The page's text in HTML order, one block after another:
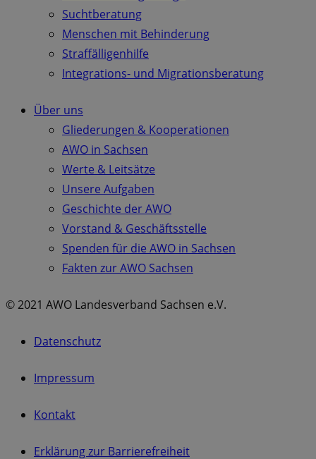
Suchtberatung
Menschen mit Behinderung
Straffälligenhilfe
Integrations- und Migrationsberatung
Über uns
Gliederungen & Kooperationen
AWO in Sachsen
Werte & Leitsätze
Unsere Aufgaben
Geschichte der AWO
Vorstand & Geschäftsstelle
Spenden für die AWO in Sachsen
Fakten zur AWO Sachsen
© 2021 AWO Landesverband Sachsen e.V.
Datenschutz
Impressum
Kontakt
Erklärung zur Barrierefreiheit